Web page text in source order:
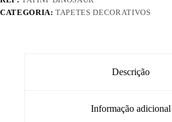
CATEGORIA:TAPETES DECORATIVOS
Descrição
Informação adicional